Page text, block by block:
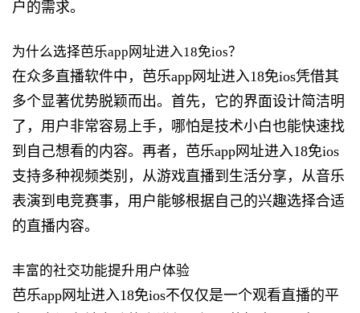
户的需求。
为什么选择芭乐app网址进入18免ios？
在众多直播软件中，芭乐app网址进入18免ios凭借其
多个显著优势脱颖而出。首先，它的界面设计简洁明
了，用户非常容易上手，哪怕是技术小白也能快速找
到自己想看的内容。再者，芭乐app网址进入18免ios
支持多种视频类别，从游戏直播到生活分享，从音乐
表演到电竞赛事，用户能够根据自己的兴趣选择合适
的直播内容。
丰富的社交功能提升用户体验
芭乐app网址进入18免ios不仅仅是一个观看直播的平